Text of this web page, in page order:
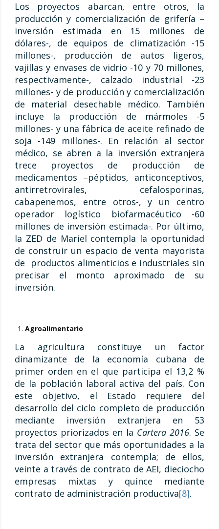
Los proyectos abarcan, entre otros, la
producción y comercialización de grifería –
inversión estimada en 15 millones de
dólares-, de equipos de climatización -15
millones-, producción de autos ligeros,
vajillas y envases de vidrio -10 y 70 millones,
respectivamente-, calzado industrial -23
millones- y de producción y comercialización
de material desechable médico. También
incluye la producción de mármoles -5
millones- y una fábrica de aceite refinado de
soja -149 millones-. En relación al sector
médico, se abren a la inversión extranjera
trece proyectos de producción de
medicamentos –péptidos, anticonceptivos,
antirretrovirales, cefalosporinas,
cabapenemos, entre otros-, y un centro
operador logístico biofarmacéutico -60
millones de inversión estimada-. Por último,
la ZED de Mariel contempla la oportunidad
de construir un espacio de venta mayorista
de productos alimenticios e industriales sin
precisar el monto aproximado de su
inversión.
Agroalimentario
La agricultura constituye un factor
dinamizante de la economía cubana de
primer orden en el que participa el 13,2 %
de la población laboral activa del país. Con
este objetivo, el Estado requiere del
desarrollo del ciclo completo de producción
mediante inversión extranjera en 53
proyectos priorizados en la Cartera 2016. Se
trata del sector que más oportunidades a la
inversión extranjera contempla; de ellos,
veinte a través de contrato de AEI, dieciocho
empresas mixtas y quince mediante
contrato de administración productiva[8].